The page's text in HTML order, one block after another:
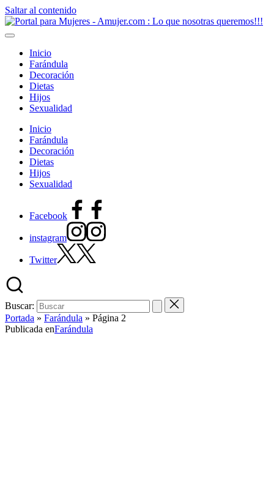
Saltar al contenido
Inicio
Farándula
Decoración
Dietas
Hijos
Sexualidad
Inicio
Farándula
Decoración
Dietas
Hijos
Sexualidad
Facebook
instagram
Twitter
Buscar:
Portada » Farándula » Página 2
Publicada enFarándula